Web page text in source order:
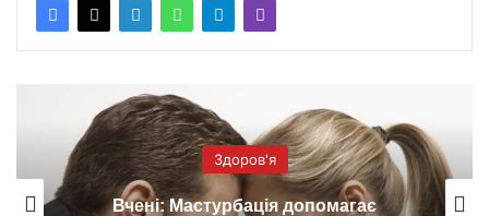
Здоров'я
Вчені: Мастурбація допомагає